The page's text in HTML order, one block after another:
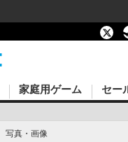
家庭用ゲーム セー
写真・画像